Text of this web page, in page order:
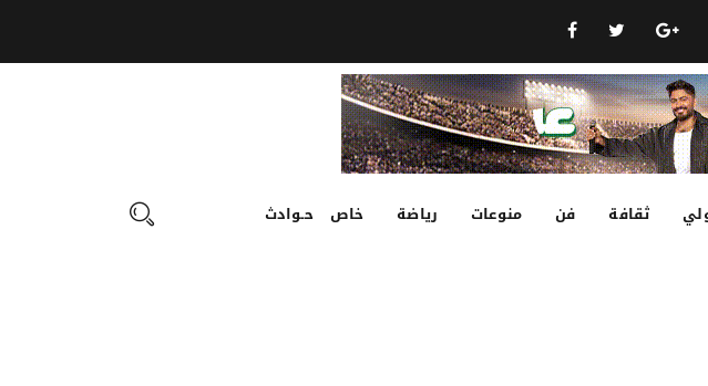
ثقافة فن منوعات رياضة خاص حـوادث